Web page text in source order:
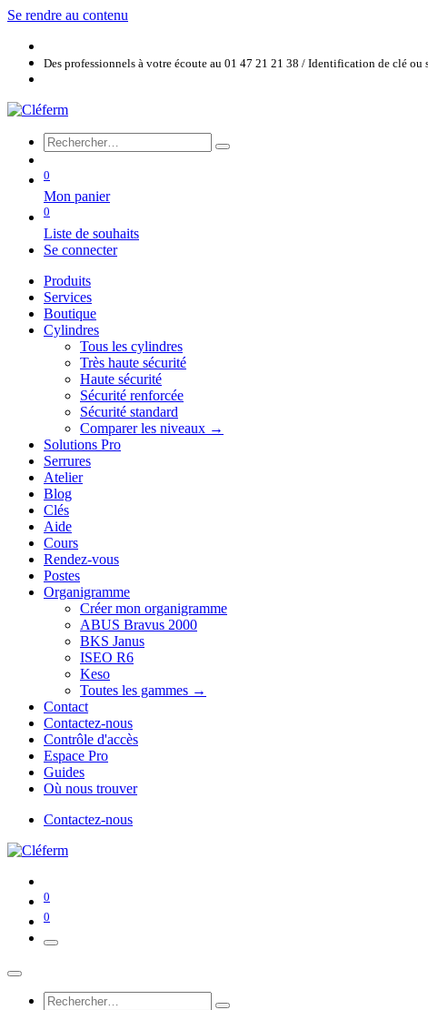
Se rendre au contenu
Des professionnels à votre écoute au 01 47 21 21 38 / Identification de clé
0
Mon panier
0
Liste de souhaits
Se connecter
Produits
Services
Boutique
Cylindres
Tous les cylindres
Très haute sécurité
Haute sécurité
Sécurité renforcée
Sécurité standard
Comparer les niveaux →
Solutions Pro
Serrures
Atelier
Blog
Clés
Aide
Cours
Rendez-vous
Postes
Organigramme
Créer mon organigramme
ABUS Bravus 2000
BKS Janus
ISEO R6
Keso
Toutes les gammes →
Contact
Contactez-nous
Contrôle d'accès
Espace Pro
Guides
Où nous trouver
Contactez-nous
0
0